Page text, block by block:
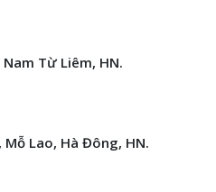
Từ Liêm, HN.
Mỗ Lao, Hà Đông, HN.